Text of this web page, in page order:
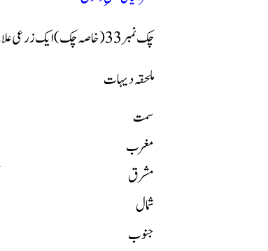
چک نمبر 33 ( خاصہ چک) ایک زرعی علاقے میں واقع ہے اور چاروں طرف سرسبز کھیت اس کے حسن میں اضافہ کرتے ہیں۔
ملحقہ دیہات
سمت
مغرب
مشرق
شمال
جنوب